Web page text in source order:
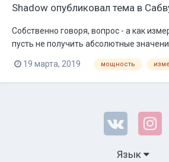
Shadow опубликовал тема в
Собственно говоря, вопрос - а как
пусть не получить абсолютные
сравнить? Мы пробовали измерять
синусы на Fs, пробовали синусы на
пробовали одинаковый для всех. Тут
19 марта, 2019 мощность
Язык